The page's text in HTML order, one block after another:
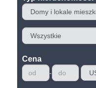
Cena